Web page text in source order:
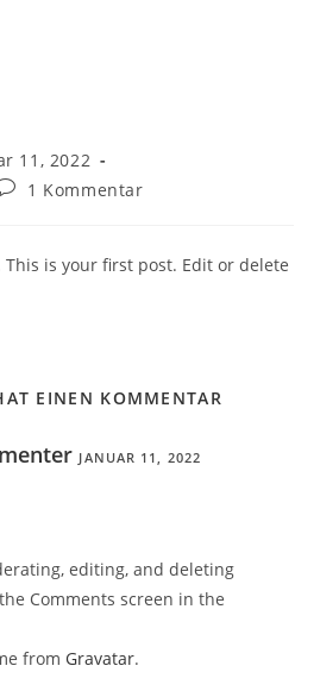
11, 2022
1 Kommentar
This is your first post. Edit or delete
EINEN KOMMENTAR
JANUAR 11, 2022
editing, and deleting
Comments screen in the
from Gravatar.